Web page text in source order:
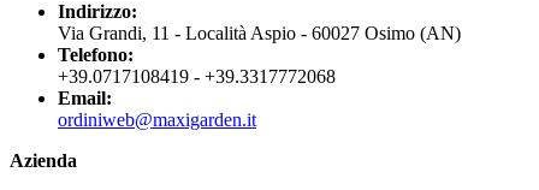
Indirizzo:
Via Grandi, 11 - Località Aspio - 60027 Osimo (AN)
Telefono:
+39.0717108419 - +39.3317772068
Email:
ordiniweb@maxigarden.it
Azienda